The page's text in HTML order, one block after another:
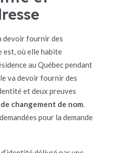
devoir fournir des
est, où elle habite
au Québec pendant
va devoir fournir des
et deux preuves
changement de nom.
pour la demande